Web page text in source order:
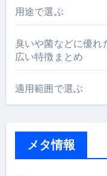
用途で選ぶ
臭いや菌などに優れ
広い特徴まとめ
適用範囲で選ぶ
メタ情報